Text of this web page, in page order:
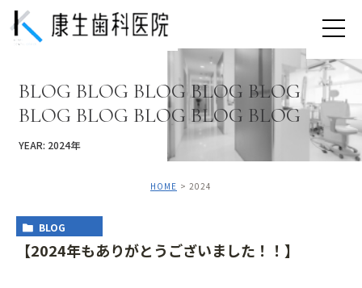
BLOG BLOG BLOG BLOG BLOG
BLOG BLOG BLOG BLOG BLOG
YEAR: 2024年
HOME 2024
BLOG
【2024年もありがとうございました！！】